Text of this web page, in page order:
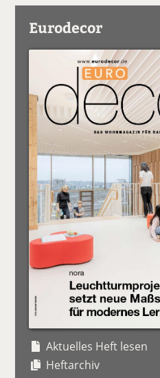
Eurodecor
Aktuelles Heft lesen
Heftarchiv